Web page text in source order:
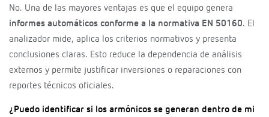
No. Una de las mayores ventajas es que el equipo genera
informes automáticos conforme a la normativa EN 50160. El
analizador mide, aplica los criterios normativos y presenta
conclusiones claras. Esto reduce la dependencia de análisis
externos y permite justificar inversiones o reparaciones con
reportes técnicos oficiales.
¿Puedo identificar si los armónicos se generan dentro de mi